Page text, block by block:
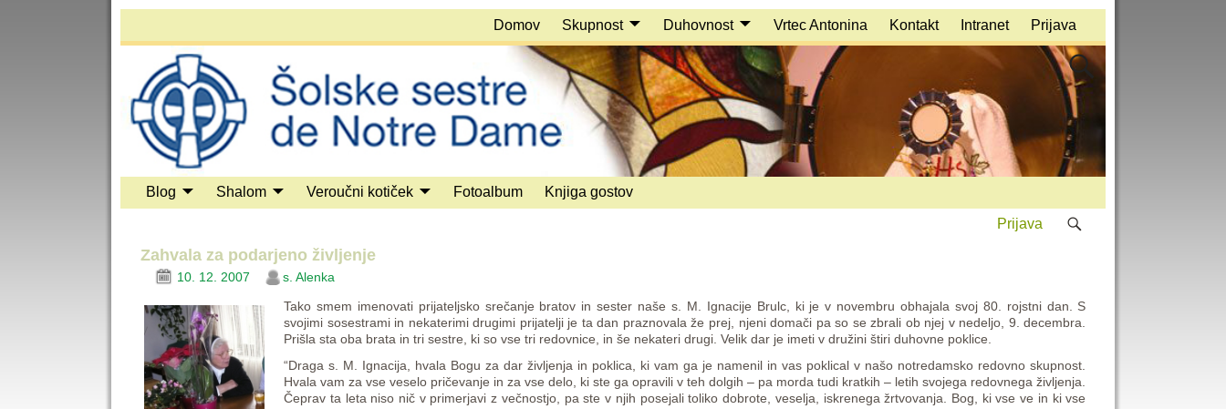
Domov Skupnost Duhovnost Vrtec Antonina Kontakt Intranet Prijava
Blog Shalom Veroučni kotiček Fotoalbum Knjiga gostov
Prijava
Zahvala za podarjeno življenje
10. 12. 2007
s. Alenka
Tako smem imenovati prijateljsko srečanje bratov in sester naše s. M. Ignacije Brulc, ki je v novembru obhajala svoj 80. rojstni dan. S
svojimi sosestrami in nekaterimi drugimi prijatelji je ta dan praznovala že prej, njeni domači pa so se zbrali ob njej v nedeljo, 9. decembra.
Prišla sta oba brata in tri sestre, ki so vse tri redovnice, in še nekateri drugi. Velik dar je imeti v družini štiri duhovne poklice.
“Draga s. M. Ignacija, hvala Bogu za dar življenja in poklica, ki vam ga je namenil in vas poklical v našo notredamsko redovno skupnost.
Hvala vam za vse veselo pričevanje in za vse delo, ki ste ga opravili v teh dolgih – pa morda tudi kratkih – letih svojega redovnega življenja.
Čeprav ta leta niso nič v primerjavi z večnostjo, pa ste v njih posejali toliko dobrote, veselja, iskrenega žrtvovanja. Bog, ki vse ve in ki vse